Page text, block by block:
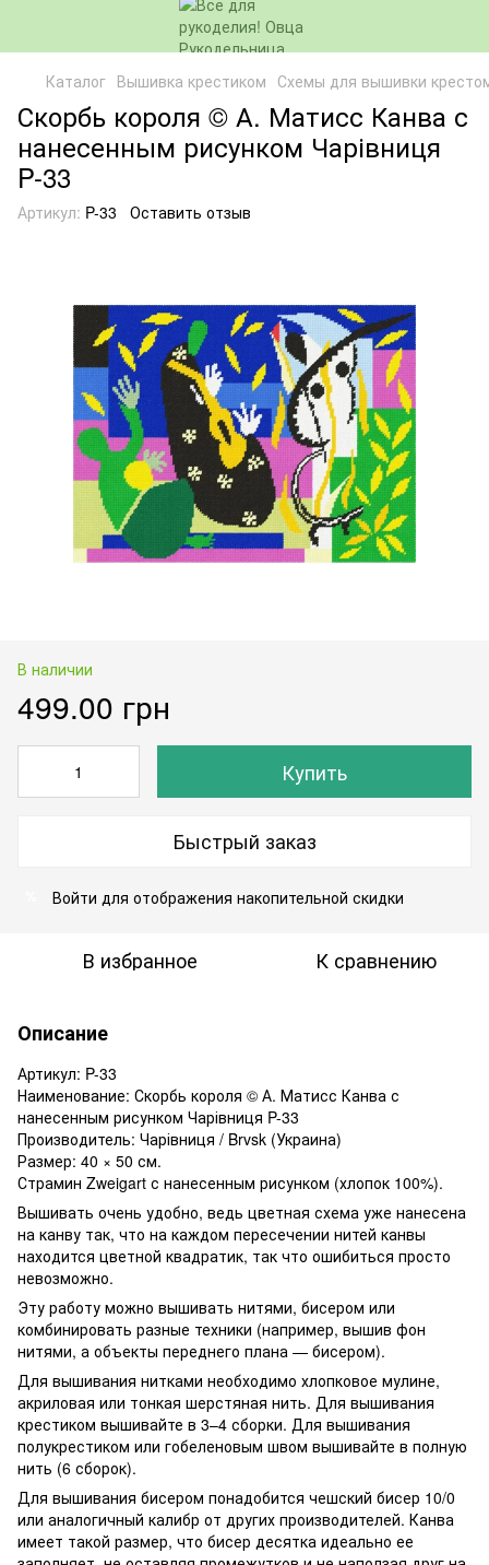
Каталог Вышивка крестиком Схемы для вышивки
Скорбь короля © А. Матисс Канва с
нанесенным рисунком Чарівниця
P-33
Артикул: P-33 Оставить отзыв
В наличии
499.00 грн
Купить
Быстрый заказ
Войти для отображения накопительной скидки
В избранное К сравнению
Описание
Артикул: P-33
Наименование: Скорбь короля © А. Матисс Канва с
нанесенным рисунком Чарівниця P-33
Производитель: Чарівниця / Brvsk (Украина)
Размер: 40 × 50 см.
Страмин Zweigart с нанесенным рисунком (хлопок 100%).
Вышивать очень удобно, ведь цветная схема уже нанесена
на канву так, что на каждом пересечении нитей канвы
находится цветной квадратик, так что ошибиться просто
невозможно.
Эту работу можно вышивать нитями, бисером или
комбинировать разные техники (например, вышив фон
нитями, а объекты переднего плана — бисером).
Для вышивания нитками необходимо хлопковое мулине,
акриловая или тонкая шерстяная нить. Для вышивания
крестиком вышивайте в 3–4 сборки. Для вышивания
полукрестиком или гобеленовым швом вышивайте в полную
нить (6 сборок).
Для вышивания бисером понадобится чешский бисер 10/0
или аналогичный калибр от других производителей. Канва
имеет такой размер, что бисер десятка идеально ее